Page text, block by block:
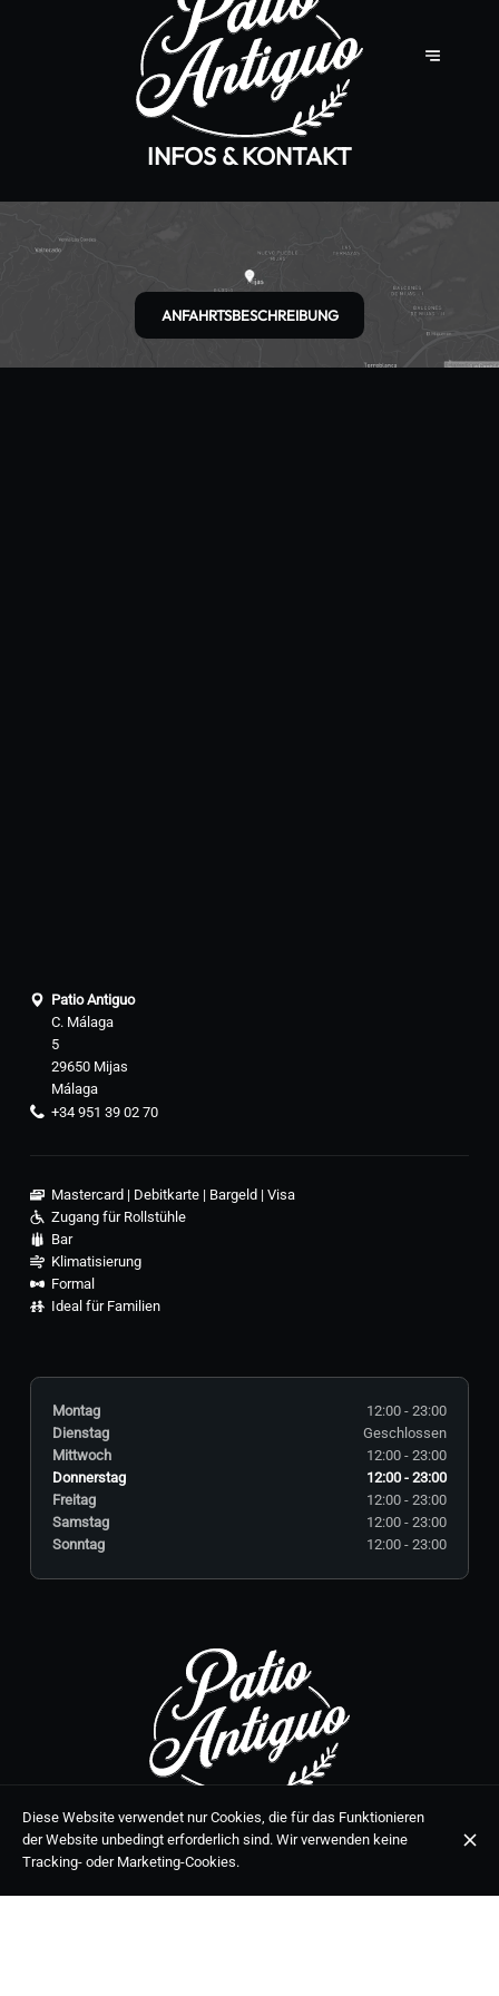
INFOS & KONTAKT
ANFAHRTSBESCHREIBUNG
Patio Antiguo
C. Málaga
5
29650 Mijas
Málaga
+34 951 39 02 70
Mastercard Debitkarte Bargeld
Visa
Zugang für Rollstühle
Bar
Klimatisierung
Formal
Ideal für Familien
Montag
12:00 - 23:00
Dienstag
Geschlossen
Mittwoch
12:00 - 23:00
Donnerstag
12:00 - 23:00
Freitag
12:00 - 23:00
Samstag
12:00 - 23:00
Sonntag
12:00 - 23:00
C. Málaga, 5, 29650 Mijas, Málaga
+34 951 39 02 70
Diese Website verwendet nur Cookies, die für das Funktionieren
der Website unbedingt erforderlich sind. Wir verwenden keine
Tracking- oder Marketing-Cookies.